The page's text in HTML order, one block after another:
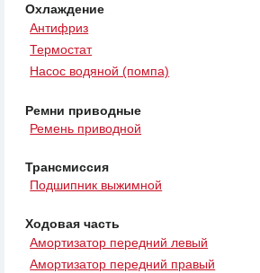
Охлаждение
Антифриз
Термостат
Насос водяной (помпа)
Ремни приводные
Ремень приводной
Трансмиссия
Подшипник выжимной
Ходовая часть
Амортизатор передний левый
Амортизатор передний правый